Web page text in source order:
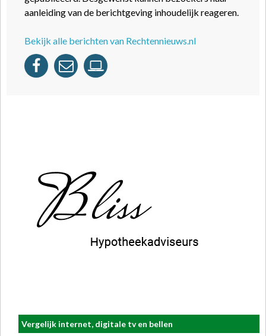
aanleiding van de berichtgeving inhoudelijk reageren.
Bekijk alle berichten van Rechtennieuws.nl
Vergelijk internet, digitale tv en bellen